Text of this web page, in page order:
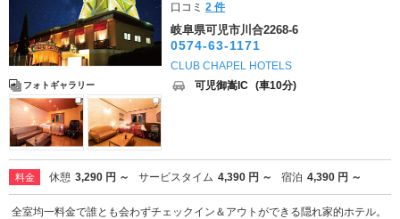
フォトギャラリー
口コミ2 件
岐阜県可児市川合2268-6
0574-63-1171
CLUB CHAPEL HOTELS
可児御嵩IC (車10分)
料金 休憩 3,290 円 ～ サービスタイム 4,390 円 ～ 宿泊 4,390 円 ～
全室均一料金で誰とも会わずチェックイン＆アウトができる隠れ家的ホテル。